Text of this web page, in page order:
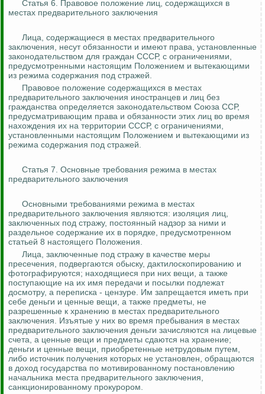
Статья 6. Правовое положение лиц, содержащихся в
местах предварительного заключения
Лица, содержащиеся в местах предварительного
заключения, несут обязанности и имеют права, установленные
законодательством для граждан СССР, с ограничениями,
предусмотренными настоящим Положением и вытекающими
из режима содержания под стражей.
Правовое положение содержащихся в местах
предварительного заключения иностранцев и лиц без
гражданства определяется законодательством Союза ССР,
предусматривающим права и обязанности этих лиц во время
нахождения их на территории СССР, с ограничениями,
установленными настоящим Положением и вытекающими из
режима содержания под стражей.
Статья 7. Основные требования режима в местах
предварительного заключения
Основными требованиями режима в местах
предварительного заключения являются: изоляция лиц,
заключенных под стражу, постоянный надзор за ними и
раздельное содержание их в порядке, предусмотренном
статьей 8 настоящего Положения.
Лица, заключенные под стражу в качестве меры
пресечения, подвергаются обыску, дактилоскопированию и
фотографируются; находящиеся при них вещи, а также
поступающие на их имя передачи и посылки подлежат
досмотру, а переписка - цензуре. Им запрещается иметь при
себе деньги и ценные вещи, а также предметы, не
разрешенные к хранению в местах предварительного
заключения. Изъятые у них во время пребывания в местах
предварительного заключения деньги зачисляются на лицевые
счета, а ценные вещи и предметы сдаются на хранение;
деньги и ценные вещи, приобретенные нетрудовым путем,
либо источник получения которых не установлен, обращаются
в доход государства по мотивированному постановлению
начальника места предварительного заключения,
санкционированному прокурором.